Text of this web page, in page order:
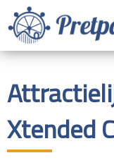
Xtended